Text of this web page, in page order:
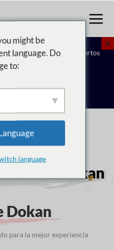
Deje que nuestros expertos
Vea cómo Dokan puede
gratuita
X
con Dokan
Dokan
para la mejor experiencia
might be
language. Do
to:
language